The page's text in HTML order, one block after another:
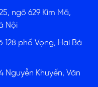
ngõ 629 Kim Mã,
Nội
128 phố Vọng, Hai Bà
Nguyễn Khuyến, Văn